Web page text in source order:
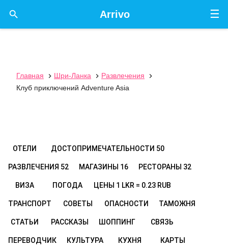
☰
Arrivo

Главная  Шри-Ланка  Развлечения

Клуб приключений Adventure Asia
ОТЕЛИ ДОСТОПРИМЕЧАТЕЛЬНОСТИ 50
РАЗВЛЕЧЕНИЯ 52 МАГАЗИНЫ 16 РЕСТОРАНЫ 32
ВИЗА ПОГОДА ЦЕНЫ 1 LKR = 0.23 RUB
ТРАНСПОРТ СОВЕТЫ ОПАСНОСТИ ТАМОЖНЯ
СТАТЬИ РАССКАЗЫ ШОППИНГ СВЯЗЬ
ПЕРЕВОДЧИК КУЛЬТУРА КУХНЯ КАРТЫ